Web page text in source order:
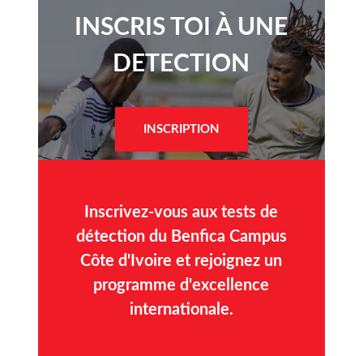
INSCRIS TOI À UNE
DETECTION​
INSCRIPTION
Inscrivez-vous aux tests de
détection du Benfica Campus
Côte d'Ivoire et rejoignez un
programme d'excellence
internationale.